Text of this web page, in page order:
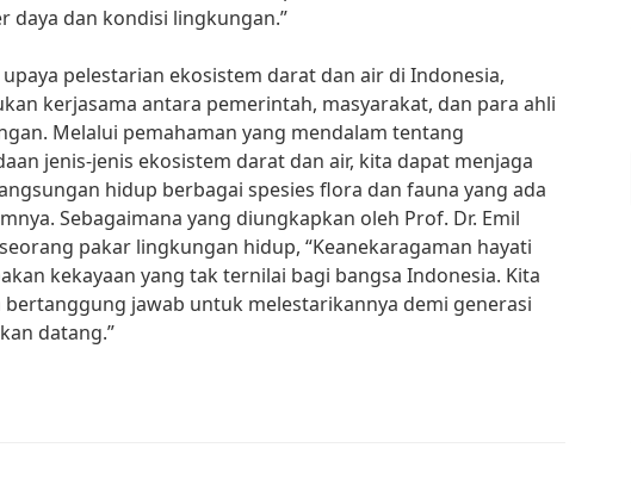
daya dan kondisi lingkungan.”
upaya pelestarian ekosistem darat dan air di Indonesia,
kerjasama antara pemerintah, masyarakat, dan para ahli
Melalui pemahaman yang mendalam tentang
jenis-jenis ekosistem darat dan air, kita dapat menjaga
hidup berbagai spesies flora dan fauna yang ada
Sebagaimana yang diungkapkan oleh Prof. Dr. Emil
pakar lingkungan hidup, “Keanekaragaman hayati
kekayaan yang tak ternilai bagi bangsa Indonesia. Kita
bertanggung jawab untuk melestarikannya demi generasi
datang.”